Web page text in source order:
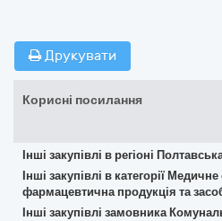
Друкувати
Корисні посилання
Інші закупівлі в регіоні
Інші закупівлі в категорії
фармацевтична продукція та
Інші закупівлі замовника